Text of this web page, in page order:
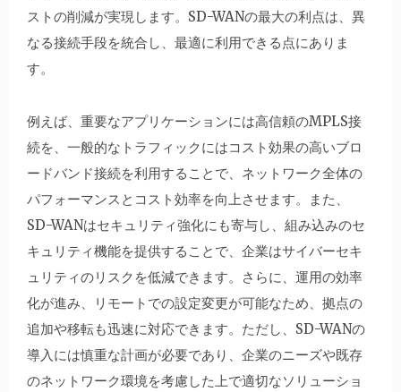
ストの削減が実現します。SD-WANの最大の利点は、異
なる接続手段を統合し、最適に利用できる点にありま
す。
例えば、重要なアプリケーションには高信頼のMPLS接
続を、一般的なトラフィックにはコスト効果の高いブロ
ードバンド接続を利用することで、ネットワーク全体の
パフォーマンスとコスト効率を向上させます。また、
SD-WANはセキュリティ強化にも寄与し、組み込みのセ
キュリティ機能を提供することで、企業はサイバーセキ
ュリティのリスクを低減できます。さらに、運用の効率
化が進み、リモートでの設定変更が可能なため、拠点の
追加や移転も迅速に対応できます。ただし、SD-WANの
導入には慎重な計画が必要であり、企業のニーズや既存
のネットワーク環境を考慮した上で適切なソリューショ